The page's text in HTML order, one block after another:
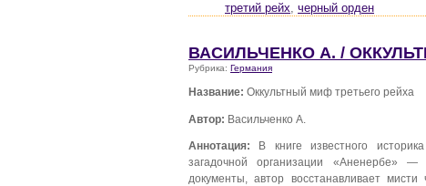
третий рейх, черный орден
ВАСИЛЬЧЕНКО А. /
Рубрика: Германия
Название: Оккультный миф третьего рейха
Автор: Васильченко А.
Аннотация: В книге известного
загадочной организации «Аненербе»
документы, автор восстанавливает